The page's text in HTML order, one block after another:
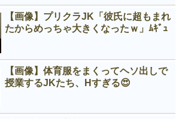
【画像】プリクラJK「彼氏に超もまれ
たからめっちゃ大きくなったｗ」ﾑｷﾞｭ
【画像】体育服をまくってヘソ出しで
授業するJKたち、Нすぎる😍